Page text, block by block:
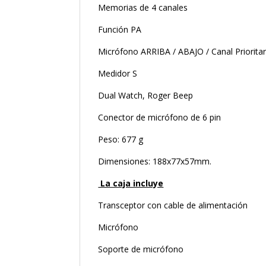
Memorias de 4 canales
Función PA
Micrófono ARRIBA / ABAJO / Canal
Medidor S
Dual Watch, Roger Beep
Conector de micrófono de 6 pin
Peso: 677 g
Dimensiones: 188x77x57mm.
La caja incluye
Transceptor con cable de alimentación
Micrófono
Soporte de micrófono